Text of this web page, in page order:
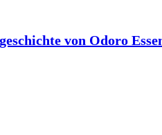
von Odoro